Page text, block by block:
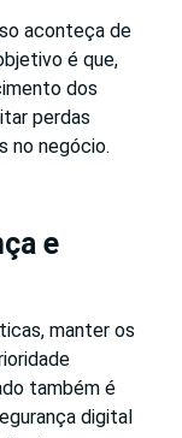
aconteça de
é que,
dos
perdas
no negócio.
e
manter os
também é
digital